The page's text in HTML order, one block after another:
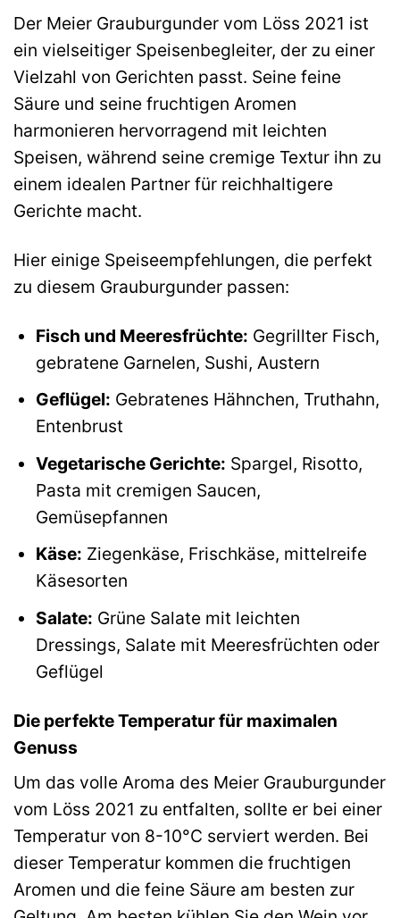
Der Meier Grauburgunder vom Löss 2021 ist
ein vielseitiger Speisenbegleiter, der zu einer
Vielzahl von Gerichten passt. Seine feine
Säure und seine fruchtigen Aromen
harmonieren hervorragend mit leichten
Speisen, während seine cremige Textur ihn zu
einem idealen Partner für reichhaltigere
Gerichte macht.
Hier einige Speiseempfehlungen, die perfekt
zu diesem Grauburgunder passen:
Fisch und Meeresfrüchte: Gegrillter Fisch,
gebratene Garnelen, Sushi, Austern
Geflügel: Gebratenes Hähnchen, Truthahn,
Entenbrust
Vegetarische Gerichte: Spargel, Risotto,
Pasta mit cremigen Saucen,
Gemüsepfannen
Käse: Ziegenkäse, Frischkäse, mittelreife
Käsesorten
Salate: Grüne Salate mit leichten
Dressings, Salate mit Meeresfrüchten oder
Geflügel
Die perfekte Temperatur für maximalen
Genuss
Um das volle Aroma des Meier Grauburgunder
vom Löss 2021 zu entfalten, sollte er bei einer
Temperatur von 8-10°C serviert werden. Bei
dieser Temperatur kommen die fruchtigen
Aromen und die feine Säure am besten zur